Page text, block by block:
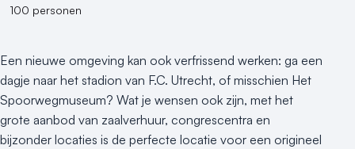
100 personen
Een nieuwe omgeving kan ook verfrissend werken: ga een
dagje naar het stadion van F.C. Utrecht, of misschien Het
Spoorwegmuseum? Wat je wensen ook zijn, met het
grote aanbod van zaalverhuur, congrescentra en
bijzonder locaties is de perfecte locatie voor een origineel